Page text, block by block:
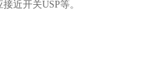
近开关USP等。